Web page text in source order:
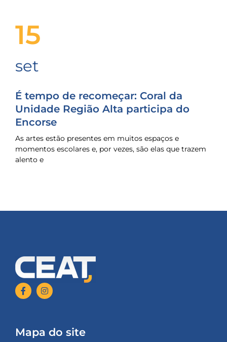
15
set
É tempo de recomeçar: Coral da
Unidade Região Alta participa do
Encorse
As artes estão presentes em muitos espaços e
momentos escolares e, por vezes, são elas que trazem
alento e
Mapa do site